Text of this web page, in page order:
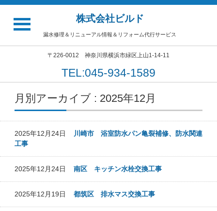
株式会社ビルド
漏水修理＆リニューアル情報＆リフォーム代行サービス
〒226-0012 神奈川県横浜市緑区上山1-14-11
TEL:045-934-1589
月別アーカイブ : 2025年12月
2025年12月24日
川崎市 浴室防水パン亀裂補修、防水関連
工事
2025年12月24日 南区 キッチン水栓交換工事
2025年12月19日 都筑区 排水マス交換工事